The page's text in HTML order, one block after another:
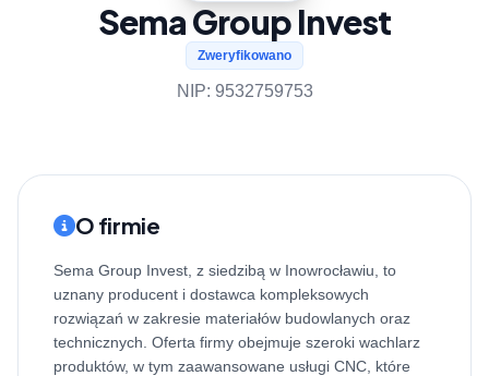
Sema Group Invest
Zweryfikowano
NIP: 9532759753
O firmie
Sema Group Invest, z siedzibą w Inowrocławiu, to
uznany producent i dostawca kompleksowych
rozwiązań w zakresie materiałów budowlanych oraz
technicznych. Oferta firmy obejmuje szeroki wachlarz
produktów, w tym zaawansowane usługi CNC, które